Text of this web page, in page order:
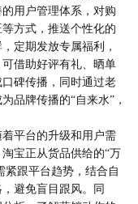
用户管理体系，对购
方式，推送个性化的
定期发放专属福利，
借助好评有礼、晒单
碑传播，同时通过老
品牌传播的“自来水”，
平台的升级和用户需
宝正从货品供给的“万
紧跟平台趋势，结合自
避免盲目跟风。同